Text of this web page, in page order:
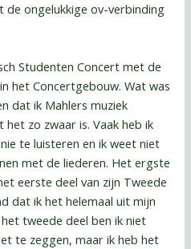
de ongelukkige ov-verbinding
Studenten Concert met de
het Concertgebouw. Wat was
dat ik Mahlers muziek
zo zwaar is. Vaak heb ik
te luisteren en ik weet niet
met de liederen. Het ergste
eerste deel van zijn Tweede
dat ik het helemaal uit mijn
tweede deel ben ik niet
te zeggen, maar ik heb het